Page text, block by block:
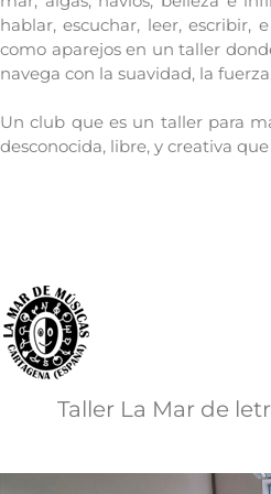
hablar, escuchar, leer, escribir,
como aparejos en un taller
navega con la suavidad, la
Un club que es un taller para
desconocida, libre, y creativa
Taller La Mar de